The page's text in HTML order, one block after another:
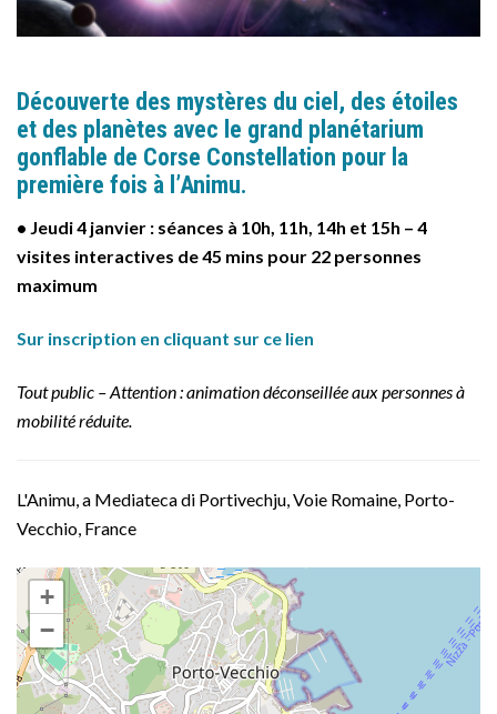
Découverte des mystères du ciel, des étoiles
et des planètes avec le grand planétarium
gonflable de Corse Constellation pour la
première fois à l’Animu.
• Jeudi 4 janvier : séances à 10h, 11h, 14h et 15h – 4
visites interactives de 45 mins pour 22 personnes
maximum
Sur inscription en cliquant sur ce lien
Tout public – Attention : animation déconseillée aux personnes à
mobilité réduite.
L'Animu, a Mediateca di Portivechju, Voie Romaine, Porto-
Vecchio, France
+
−